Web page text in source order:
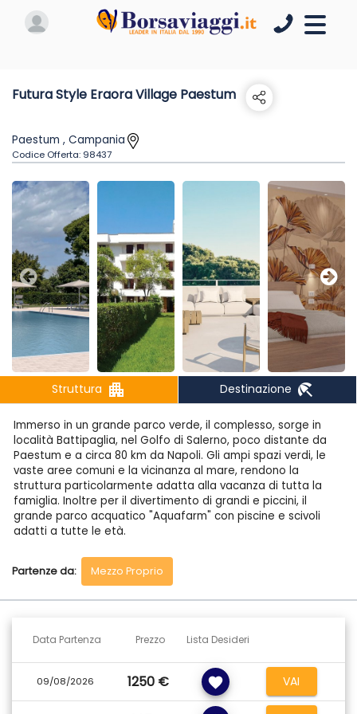
Futura Style Eraora Village Paestum
Paestum , Campania
Codice Offerta: 98437
Struttura apartment Destinazione beach_access
Immerso in un grande parco verde, il complesso, sorge in
località Battipaglia, nel Golfo di Salerno, poco distante da
Paestum e a circa 80 km da Napoli. Gli ampi spazi verdi, le
vaste aree comuni e la vicinanza al mare, rendono la
struttura particolarmente adatta alla vacanza di tutta la
famiglia. Inoltre per il divertimento di grandi e piccini, il
grande parco acquatico "Aquafarm" con piscine e scivoli
adatti a tutte le età.
A 150 m ca dall'ampia spiaggia di sabbia fine con fondale
attraversa la fresca pineta. Servizio spiaggia (1 ombrellone +
2° fila.
SISTEMAZIONE
Partenze da: Mezzo Proprio
Data Partenza Prezzo Lista Desideri
09/08/2026 1250 € favorite VAI